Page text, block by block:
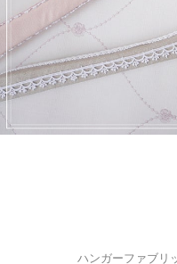
ハンガーファブリ